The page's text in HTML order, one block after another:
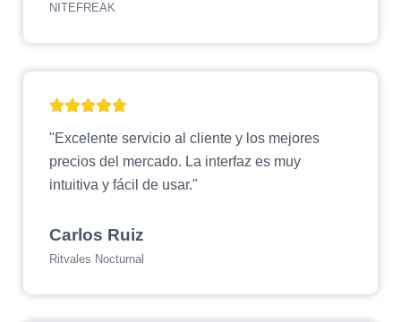
NITEFREAK
"Excelente servicio al cliente y los mejores
precios del mercado. La interfaz es muy
intuitiva y fácil de usar."
Carlos Ruiz
Ritvales Nocturnal